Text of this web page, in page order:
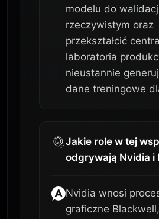
modelu do
rzeczywistym oraz
przekształcić
laboratoria
nieustannie
dane treningowe
Jakie role w tej
odgrywają Nvidia i
Nvidia wnosi
graficzne